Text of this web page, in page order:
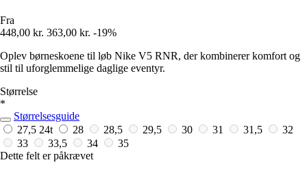
Fra
448,00 kr. 363,00 kr. -19%
Oplev børneskoene til løb Nike V5 RNR, der kombinerer komfort og
stil til uforglemmelige daglige eventyr.
Størrelse
*
Størrelsesguide
27,5 24t 28 28,5 29,5 30 31 31,5
32
33
33,5 34
35
Dette felt er påkrævet